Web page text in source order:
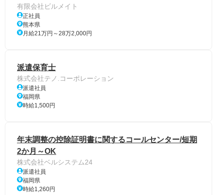
有限会社ビルメイト
正社員
熊本県
月給21万円～28万2,000円
派遣保育士
株式会社テノ.コーポレーション
派遣社員
福岡県
時給1,500円
年末調整の控除証明書に関するコールセンター/短期
2か月～OK
株式会社ベルシステム24
派遣社員
福岡県
時給1,260円